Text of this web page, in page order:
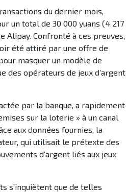
du dernier mois,
un total de 30 000 yuans (4 217
Alipay. Confronté à ces preuves,
été attiré par une offre de
masquer un modèle de
des opérateurs de jeux d’argent
par la banque, a rapidement
sur la loterie » à un canal
aux données fournies, la
qui utilisait le prétexte des
d’argent liés aux jeux
s’inquiètent que de telles